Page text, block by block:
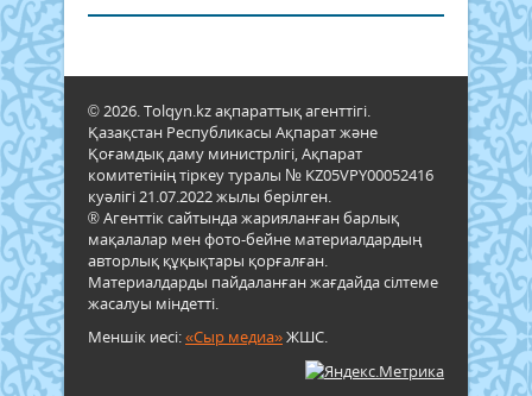
© 2026. Tolqyn.kz ақпараттық агенттігі.
Қазақстан Республикасы Ақпарат және
Қоғамдық даму министрлігі, Ақпарат
комитетінің тіркеу туралы № KZ05VPY00052416
куәлігі 21.07.2022 жылы берілген.
® Агенттік сайтында жарияланған барлық
мақалалар мен фото-бейне материалдардың
авторлық құқықтары қорғалған.
Материалдарды пайдаланған жағдайда сілтеме
жасалуы міндетті.
Меншік иесі:«Сыр медиа»ЖШС.